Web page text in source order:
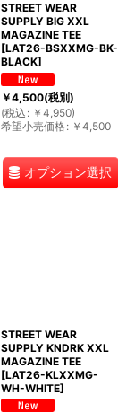
STREET WEAR
SUPPLY BIG XXL
MAGAZINE TEE
[LAT26-BSXXMG-BK-
BLACK]
￥4,500(税別)
(税込 : ￥ 4,950)
希望小売価格: ￥ 4,500
オプション選択
STREET WEAR
SUPPLY KNDRK XXL
MAGAZINE TEE
[LAT26-KLXXMG-
WH-WHITE]